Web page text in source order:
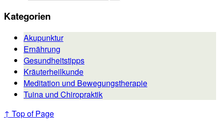
Kategorien
Akupunktur
Ernährung
Gesundheitstipps
Kräuterheilkunde
Meditation und Bewegungstherapie
Tuina und Chiropraktik
↑ Top of Page